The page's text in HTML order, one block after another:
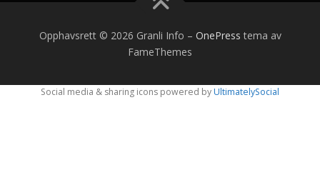
Opphavsrett © 2026 Granli Info – OnePress tema av
FameThemes
Social media & sharing icons powered byUltimatelySocial